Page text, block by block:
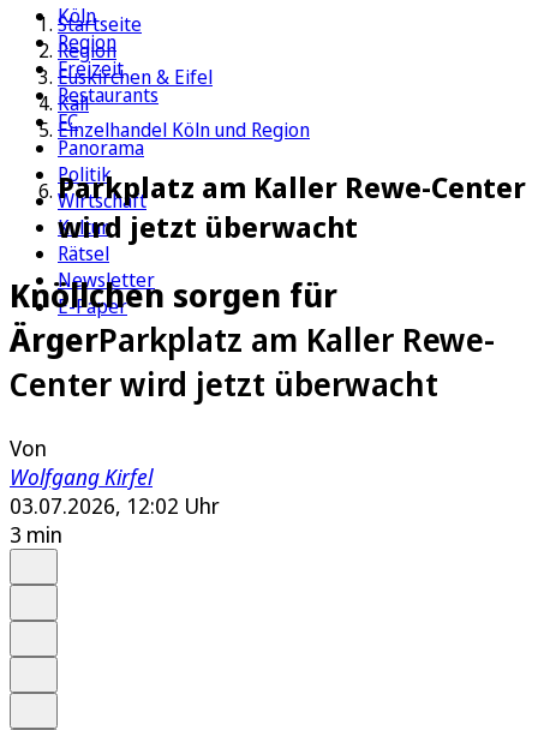
Köln
Region
Freizeit
Restaurants
FC
Panorama
Politik
Wirtschaft
Kultur
Rätsel
Newsletter
E-Paper
Startseite
Region
Euskirchen & Eifel
Kall
Einzelhandel Köln und Region
Parkplatz am Kaller Rewe-Center
wird jetzt überwacht
Knöllchen sorgen für
ÄrgerParkplatz am Kaller Rewe-
Center wird jetzt überwacht
Von
Wolfgang Kirfel
03.07.2026, 12:02 Uhr
3 min